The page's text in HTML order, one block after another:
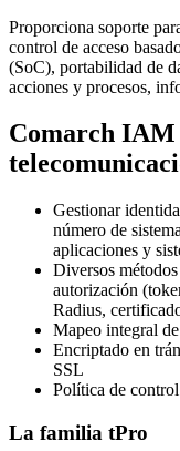
Proporciona soporte
control de acceso
(SoC), portabilidad de
acciones y procesos,
Comarch IAM
Gestionar
número de
aplicaciones y
Diversos
autorización
Radius,
Mapeo integral
Encriptado en
SSL
Política de
La familia tPro